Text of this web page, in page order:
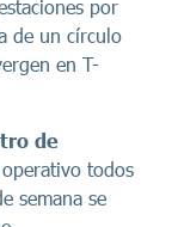
por
de un círculo
en T-
de
todos
semana se